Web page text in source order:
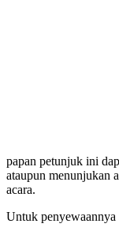
papan petunjuk ini
ataupun menunjukan
acara.
Untuk